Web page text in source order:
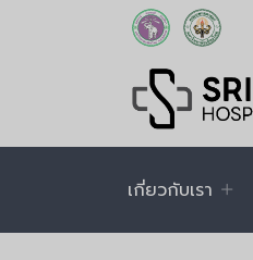
เกี่ยวกับเรา